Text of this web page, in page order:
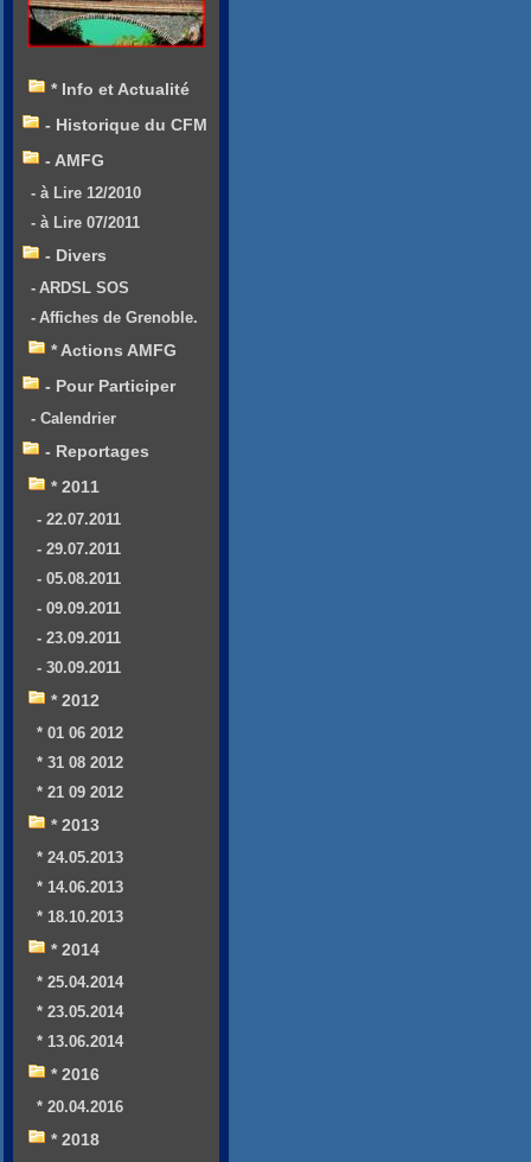
* Info et Actualité
- Historique du CFM
- AMFG
- à Lire 12/2010
- à Lire 07/2011
- Divers
- ARDSL SOS
- Affiches de Grenoble.
* Actions AMFG
- Pour Participer
- Calendrier
- Reportages
* 2011
- 22.07.2011
- 29.07.2011
- 05.08.2011
- 09.09.2011
- 23.09.2011
- 30.09.2011
* 2012
* 01 06 2012
* 31 08 2012
* 21 09 2012
* 2013
* 24.05.2013
* 14.06.2013
* 18.10.2013
* 2014
* 25.04.2014
* 23.05.2014
* 13.06.2014
* 2016
* 20.04.2016
* 2018